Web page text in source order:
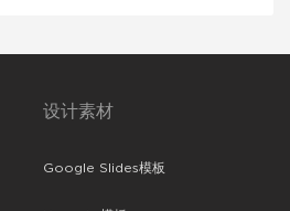
设计素材
Google Slides模板